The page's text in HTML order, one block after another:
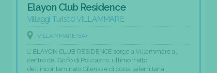
Elayon Club Residence
Villaggi Turistici VILLAMMARE
VILLAMMARE (SA)
L' ELAYON CLUB RESIDENCE sorge a Villammare al
centro del Golfo di Policastro, ultimo tratto
dell'incontaminato Cilento e di costa salernitana.